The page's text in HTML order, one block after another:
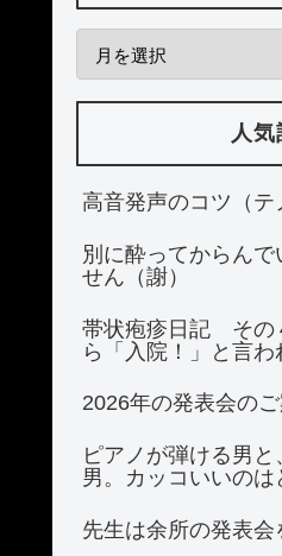
人気
高音発声のコツ（テ
別に酔ってからんで
せん（謝）
帯状疱疹日記 そ
ら「入院！」と言わ
2026年の発表会の
ピアノが弾ける男
男。カッコいいのは
先生は余所の発表会